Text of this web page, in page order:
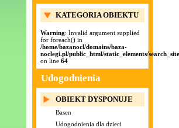
KATEGORIA OBIEKTU
Warning: Invalid argument supplied
for foreach() in
/home/bazanocl/domains/baza-
noclegi.pl/public_html/static_elements/
on line 64
Udogodnienia
OBIEKT DYSPONUJE
Basen
Udogodnienia dla dzieci